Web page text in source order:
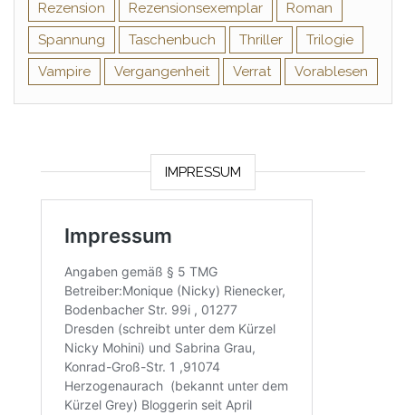
Rezension
Rezensionsexemplar
Roman
Spannung
Taschenbuch Thriller
Trilogie
Vampire
Vergangenheit Verrat Vorablesen
IMPRESSUM